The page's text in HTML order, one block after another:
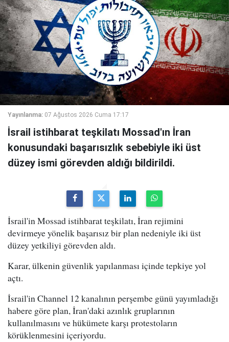
Yayınlanma: 07 Ağustos 2026 Cuma 17:17
İsrail istihbarat teşkilatı Mossad'ın İran
konusundaki başarısızlık sebebiyle iki üst
düzey ismi görevden aldığı bildirildi.
İsrail'in Mossad istihbarat teşkilatı, İran rejimini
devirmeye yönelik başarısız bir plan nedeniyle iki üst
düzey yetkiliyi görevden aldı.
Karar, ülkenin güvenlik yapılanması içinde tepkiye yol
açtı.
İsrail'in Channel 12 kanalının perşembe günü yayımladığı
habere göre plan, İran'daki azınlık gruplarının
kullanılmasını ve hükümete karşı protestoların
körüklenmesini içeriyordu.